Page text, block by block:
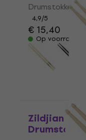
Drumstokken
4,9/5
€ 15,40
Op voorraad
Zildjian